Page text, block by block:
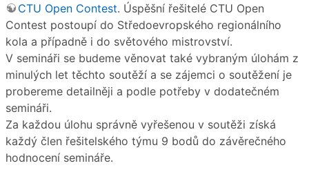
CTU Open Contest. Úspěšní řešitelé CTU Open
Contest postoupí do Středoevropského regionálního
kola a případně i do světového mistrovství.
V semináři se budeme věnovat také vybraným úlohám z
minulých let těchto soutěží a se zájemci o soutěžení je
probereme detailněji a podle potřeby v dodatečném
semináři.
Za každou úlohu správně vyřešenou v soutěži získá
každý člen řešitelského týmu 9 bodů do závěrečného
hodnocení semináře.